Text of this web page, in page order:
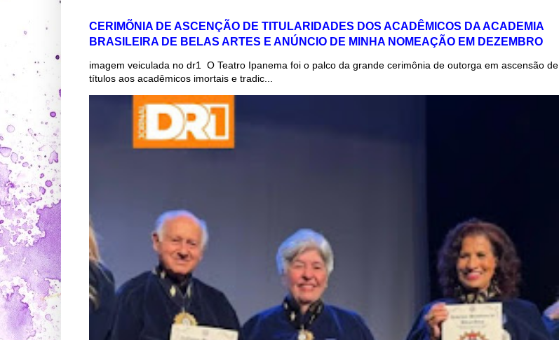
CERIMÕNIA DE ASCENÇÃO DE TITULARIDADES DOS ACADÊMICOS DA ACADEMIA
BRASILEIRA DE BELAS ARTES E ANÚNCIO DE MINHA NOMEAÇÃO EM DEZEMBRO
imagem veiculada no dr1 O Teatro Ipanema foi o palco da grande cerimônia de outorga em ascensão de
títulos aos acadêmicos imortais e tradic...